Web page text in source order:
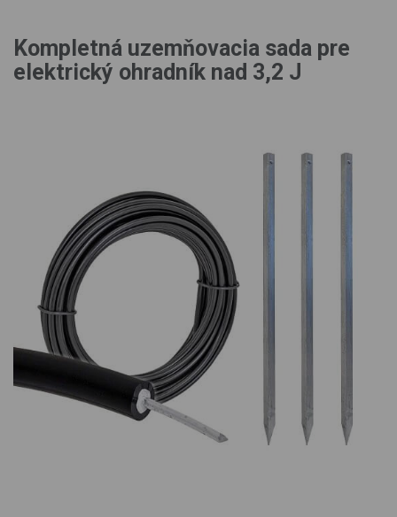
Kompletná uzemňovacia sada pre
elektrický ohradník nad 3,2 J